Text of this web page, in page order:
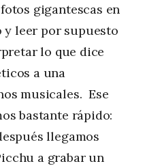
gigantescas en
leer por supuesto
lo que dice
a una
musicales. Ese
bastante rápido:
llegamos
a grabar un